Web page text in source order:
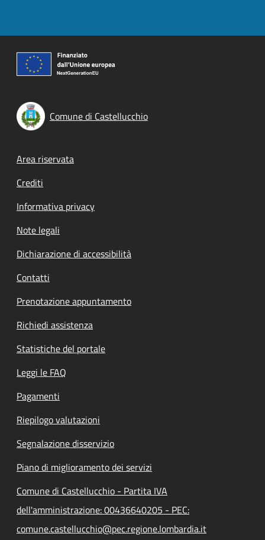
Comune di Castellucchio
Footer menu
Area riservata
Crediti
Informativa privacy
Note legali
Dichiarazione di accessibilità
Contatti
Prenotazione appuntamento
Richiedi assistenza
Statistiche del portale
Leggi le FAQ
Pagamenti
Riepilogo valutazioni
Segnalazione disservizio
Piano di miglioramento dei servizi
Comune di Castellucchio - Partita IVA
dell'amministrazione: 00436640205 - PEC:
comune.castellucchio@pec.regione.lombardia.it